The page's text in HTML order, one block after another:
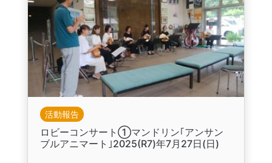
活動報告
ロビーコンサート①マンドリン｢アンサン
ブルアニマート｣2025(R7)年7月27日(日)